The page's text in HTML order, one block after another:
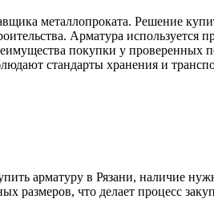
металлопроката. Решение
Арматура
покупки у проверенных
стандарты хранения и
арматуру в Рязани, наличие
размеров, что делает процесс